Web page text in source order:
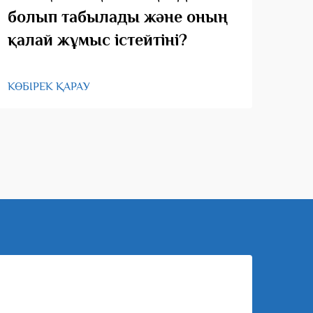
болып табылады және оның
қалай жұмыс істейтіні?
КӨБІРЕК ҚАРАУ